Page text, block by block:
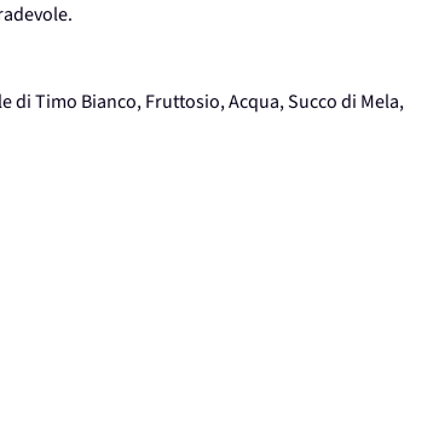
di Timo Bianco, Fruttosio, Acqua, Succo di Mela,